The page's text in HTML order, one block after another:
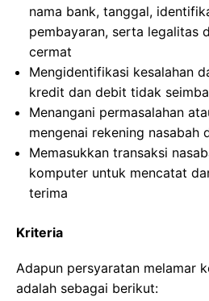
nama bank, tanggal,
pembayaran, serta legalitas
cermat
Mengidentifikasi kesalahan
kredit dan debit tidak
Menangani permasalahan
mengenai rekening nasabah
Memasukkan transaksi
komputer untuk mencatat
terima
Kriteria
Adapun persyaratan melamar
adalah sebagai berikut: